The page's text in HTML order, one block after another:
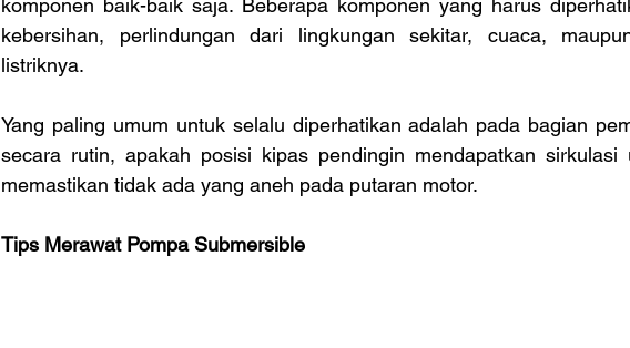
komponen baik-baik saja. Beberapa komponen yang harus
kebersihan, perlindungan dari lingkungan sekitar, cuaca,
listriknya.
Yang paling umum untuk selalu diperhatikan adalah pada bagian
secara rutin, apakah posisi kipas pendingin mendapatkan
memastikan tidak ada yang aneh pada putaran motor.
Tips Merawat Pompa Submersible